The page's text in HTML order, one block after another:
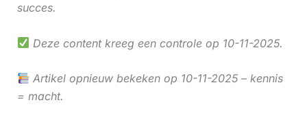
succes.
Deze content kreeg een controle op 10-11-2025.
Artikel opnieuw bekeken op 10-11-2025 – kennis
= macht.